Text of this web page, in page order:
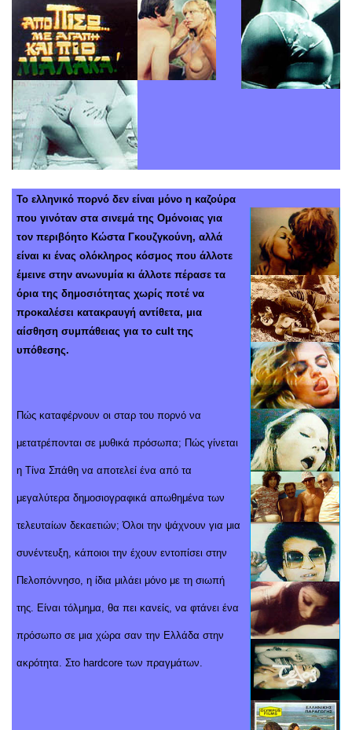
Το ελληνικό πορνό δεν είναι μόνο η καζούρα
που γινόταν στα σινεμά της Ομόνοιας για
τον περιβόητο Κώστα Γκουζγκούνη, αλλά
είναι κι ένας ολόκληρος κόσμος που άλλοτε
έμεινε στην ανωνυμία κι άλλοτε πέρασε τα
όρια της δημοσιότητας χωρίς ποτέ να
προκαλέσει κατακραυγή αντίθετα, μια
αίσθηση συμπάθειας για το cult της
υπόθεσης.
Πώς καταφέρνουν οι σταρ του πορνό να
μετατρέπονται σε μυθικά πρόσωπα; Πώς γίνεται
η Τίνα Σπάθη να αποτελεί ένα από τα
μεγαλύτερα δημοσιογραφικά απωθημένα των
τελευταίων δεκαετιών; Όλοι την ψάχνουν για μια
συνέντευξη, κάποιοι την έχουν εντοπίσει στην
Πελοπόννησο, η ίδια μιλάει μόνο με τη σιωπή
της. Είναι τόλμημα, θα πει κανείς, να φτάνει ένα
πρόσωπο σε μια χώρα σαν την Ελλάδα στην
ακρότητα. Στο hardcore των πραγμάτων.